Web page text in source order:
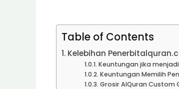
Table of Contents
Kelebihan
Keuntungan jika
Keuntungan Memilih
Grosir AlQuran Custom